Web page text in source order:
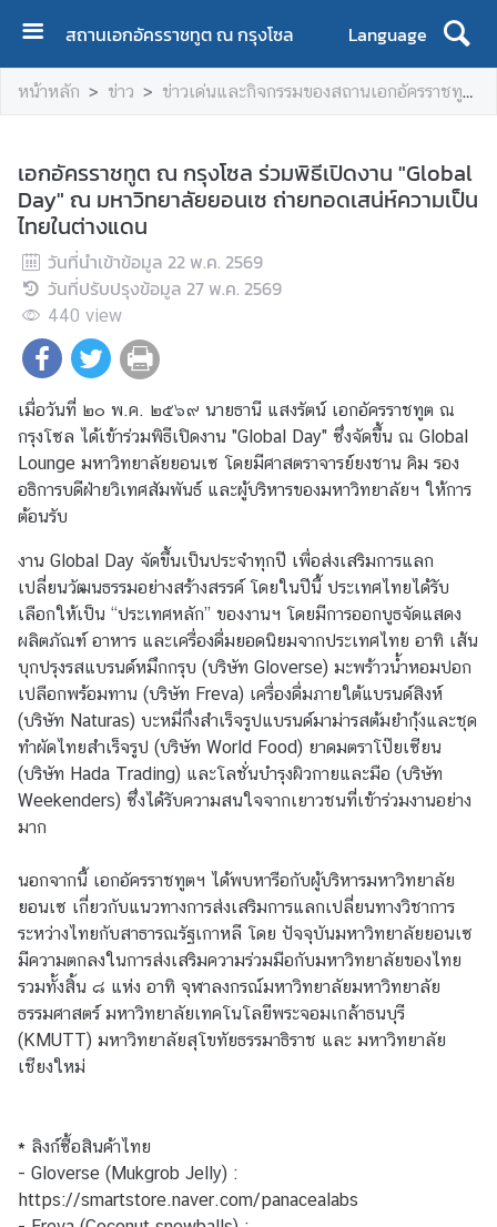
สถานเอกอัครราชทูต ณ กรุงโซล
Language
ห
น้
ลั
ก
ข้
อ
มู
ส
า
น
เ
อ
ก
ค
ร
ร
า
ช
ทู
ต
บ
า
ร
ป
ร
ะ
ช
า
ช
ข่
า
ว
หน้าหลัก ข่าว ข่าวเด่นและกิจกรรมของสถานเอกอัครราชทูตฯ
เอกอัครราชทูต ณ กรุงโซล ร่วมพิธีเปิดงาน "Global
Day" ณ มหาวิทยาลัยยอนเซ ถ่ายทอดเสน่ห์ความเป็น
ไทยในต่างแดน
วันที่นำเข้าข้อมูล 22 พ.ค. 2569
วันที่ปรับปรุงข้อมูล 27 พ.ค. 2569
440 view
​เมื่อวันที่ ๒๐ พ.ค. ๒๕๖๙ นายธานี แสงรัตน์ เอกอัครราชทูต ณ
กรุงโซล ได้เข้าร่วมพิธีเปิดงาน "Global Day" ซึ่งจัดขึ้น ณ Global
Lounge มหาวิทยาลัยยอนเซ โดยมีศาสตราจารย์ยงชาน คิม รอง
อธิการบดีฝ่ายวิเทศสัมพันธ์ และผู้บริหารของมหาวิทยาลัยฯ ให้การ
ต้อนรับ
​งาน Global Day จัดขึ้นเป็นประจำทุกปี เพื่อส่งเสริมการแลก
เปลี่ยนวัฒนธรรมอย่างสร้างสรรค์ โดยในปีนี้ ประเทศไทยได้รับ
เลือกให้เป็น “ประเทศหลัก” ของงานฯ โดยมีการออกบูธจัดแสดง
ผลิตภัณฑ์ อาหาร และเครื่องดื่มยอดนิยมจากประเทศไทย อาทิ เส้น
บุกปรุงรสแบรนด์หมึกกรุบ (บริษัท Gloverse) มะพร้าวน้ำหอมปอก
เปลือกพร้อมทาน (บริษัท Freva) เครื่องดื่มภายใต้แบรนด์สิงห์
(บริษัท Naturas) บะหมี่กึ่งสำเร็จรูปแบรนด์มาม่ารสต้มยำกุ้งและชุด
ทำผัดไทยสำเร็จรูป (บริษัท World Food) ยาดมตราโป๊ยเซียน
(บริษัท Hada Trading) และโลชั่นบำรุงผิวกายและมือ (บริษัท
Weekenders) ซึ่งได้รับความสนใจจากเยาวชนที่เข้าร่วมงานอย่าง
มาก
นอกจากนี้ เอกอัครราชทูตฯ ได้พบหารือกับผู้บริหารมหาวิทยาลัย
ยอนเซ เกี่ยวกับแนวทางการส่งเสริมการแลกเปลี่ยนทางวิชาการ
ระหว่างไทยกับสาธารณรัฐเกาหลี โดย ปัจจุบันมหาวิทยาลัยยอนเซ
มีความตกลงในการส่งเสริมความร่วมมือกับมหาวิทยาลัยของไทย
รวมทั้งสิ้น ๘ แห่ง อาทิ จุฬาลงกรณ์มหาวิทยาลัยมหาวิทยาลัย
ธรรมศาสตร์ มหาวิทยาลัยเทคโนโลยีพระจอมเกล้าธนบุรี
(KMUTT) มหาวิทยาลัยสุโขทัยธรรมาธิราช และ มหาวิทยาลัย
เชียงใหม่
* ลิงก์ซื้อสินค้าไทย
- Gloverse (Mukgrob Jelly) :
https://smartstore.naver.com/panacealabs